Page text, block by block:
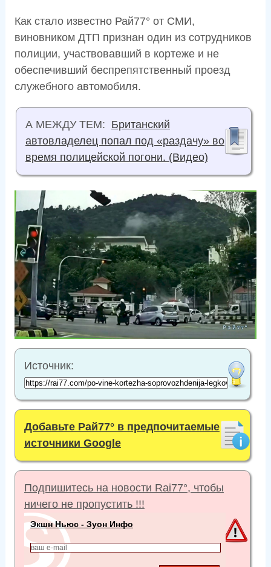
Как стало известно Рай77° от СМИ,
виновником ДТП признан один из сотрудников
полиции, участвовавший в кортеже и не
обеспечивший беспрепятственный проезд
служебного автомобиля.
А МЕЖДУ ТЕМ: Британский
автовладелец попал под «раздачу» во
время полицейской погони. (Видео)
Источник:
Добавьте Рай77° в предпочитаемые
источники Google
Подпишитесь на новости Rai77°, чтобы
ничего не пропустить !!!
Экшн Ньюс - Зуон Инфо